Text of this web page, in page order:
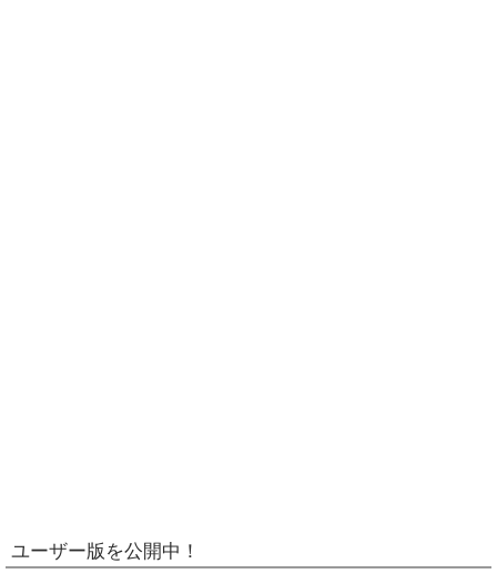
ユーザー版を公開中！